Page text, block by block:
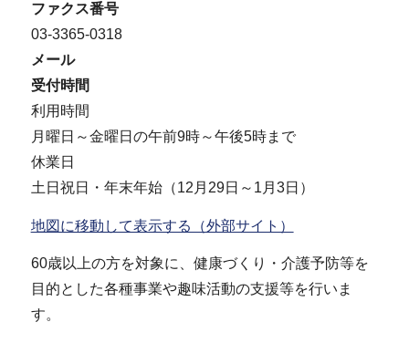
ファクス番号
03-3365-0318
メール
受付時間
利用時間
月曜日～金曜日の午前9時～午後5時まで
休業日
土日祝日・年末年始（12月29日～1月3日）
地図に移動して表示する（外部サイト）
60歳以上の方を対象に、健康づくり・介護予防等を
目的とした各種事業や趣味活動の支援等を行いま
す。